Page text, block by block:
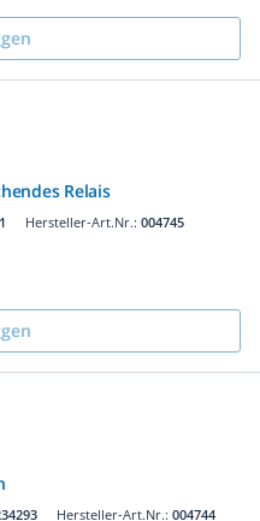
Relais
Hersteller-Art.Nr.: 004745
Hersteller-Art.Nr.: 004744